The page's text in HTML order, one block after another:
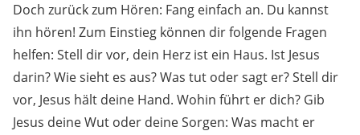
Doch zurück zum Hören: Fang einfach an. Du kannst
ihn hören! Zum Einstieg können dir folgende Fragen
helfen: Stell dir vor, dein Herz ist ein Haus. Ist Jesus
darin? Wie sieht es aus? Was tut oder sagt er? Stell dir
vor, Jesus hält deine Hand. Wohin führt er dich? Gib
Jesus deine Wut oder deine Sorgen: Was macht er